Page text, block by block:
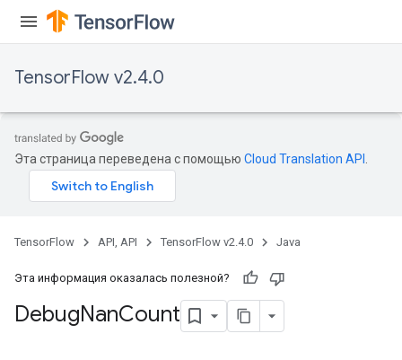
TensorFlow v2.4.0
Эта страница переведена с помощью Cloud Translation API
TensorFlow API, API TensorFlow v2.4.0 Java
Эта информация оказалась полезной?
DebugNanCount